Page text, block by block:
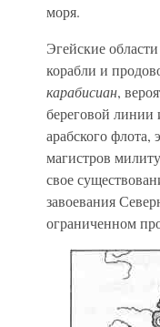
моря.
Эгейские
корабли и
карабисиан,
береговой
арабского
магистров
свое
завоевания
ограниченном